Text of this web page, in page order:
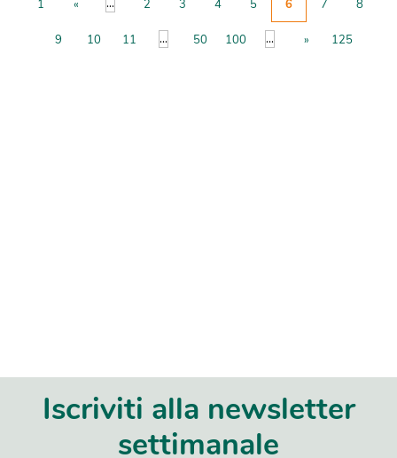
1 « ... 2 3 4 5 6 7 8
9 10 11 ... 50 100 ... » 125
Iscriviti alla newsletter
settimanale